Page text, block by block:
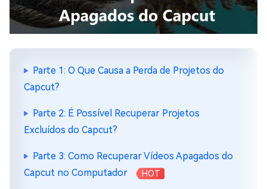
Parte 1: O Que Causa a Perda de Projetos do
Capcut?
Parte 2: É Possível Recuperar Projetos
Excluídos do Capcut?
Parte 3: Como Recuperar Vídeos Apagados do
Capcut no Computador
HOT